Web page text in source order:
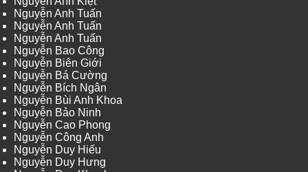
Nguyễn Anh Tuấn
Nguyễn Anh Tuấn
Nguyễn Anh Tuấn
Nguyễn Bao Công
Nguyễn Biên Giới
Nguyễn Bá Cường
Nguyễn Bích Ngân
Nguyễn Bùi Anh Khoa
Nguyễn Bảo Ninh
Nguyễn Cao Phong
Nguyễn Công Anh
Nguyễn Duy Hiếu
Nguyễn Duy Hưng